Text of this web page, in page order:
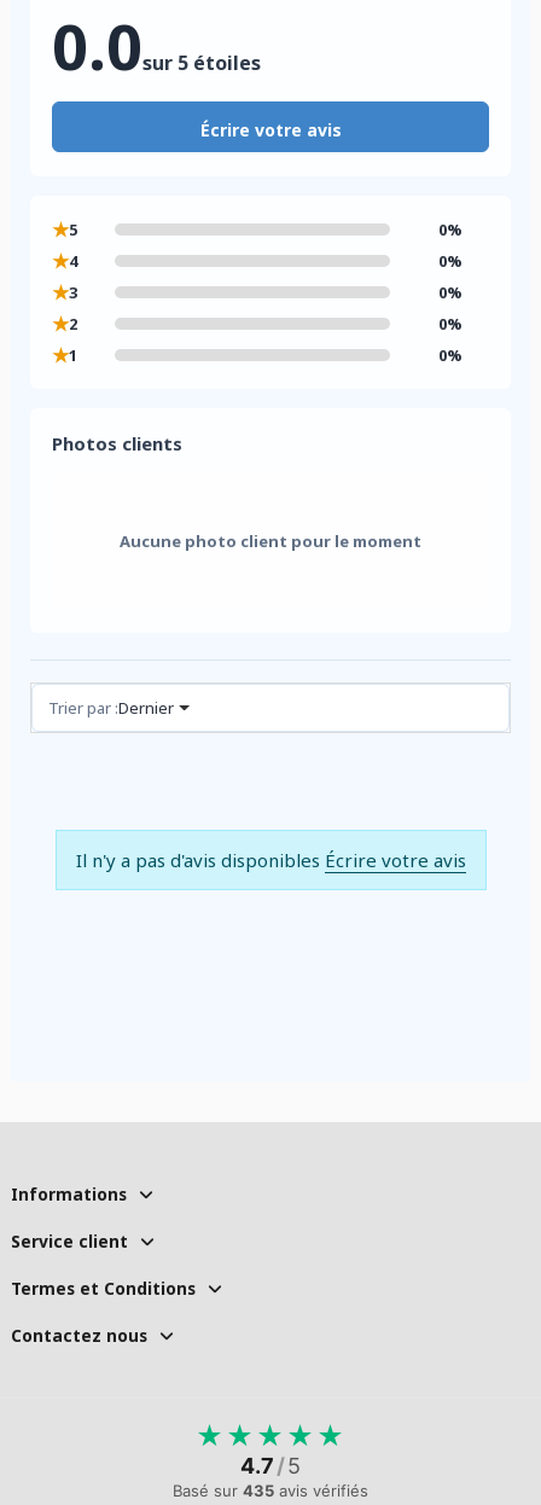
0.0sur 5 étoiles
Écrire votre avis
★5 0%
★4 0%
★3 0%
★2 0%
★1 0%
Photos clients
Aucune photo client pour le moment
Avis (0)
Trier par :Dernier
Il n'y a pas d'avis disponibles Écrire votre avis
Informations
Service client
Termes et Conditions
Contactez nous
★ ★ ★ ★ ★
4.7/5
Basé sur 435 avis vérifiés